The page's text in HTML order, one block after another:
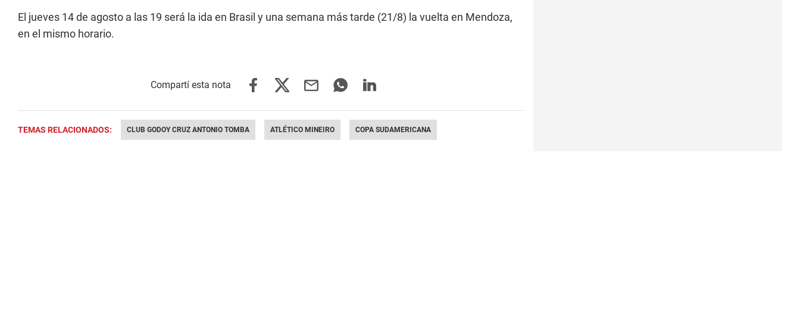
El jueves 14 de agosto a las 19 será la ida en Brasil y una semana más tarde (21/8) la vuelta en Mendoza,
en el mismo horario.
TEMAS RELACIONADOS: CLUB GODOY CRUZ ANTONIO TOMBA ATLÉTICO MINEIRO COPA SUDAMERICANA